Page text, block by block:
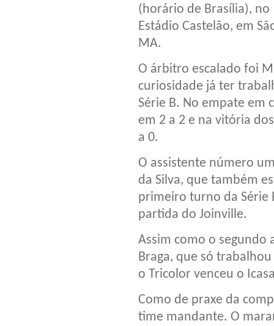
(horário de Brasília), no
Estádio Castelão, em
MA.
O árbitro escalado foi
curiosidade já ter
Série B. No empate em
em 2 a 2 e na vitória
a 0.
O assistente número
da Silva, que também
primeiro turno da Série
partida do Joinville.
Assim como o segundo
Braga, que só
o Tricolor venceu o
Como de praxe da
time mandante. O